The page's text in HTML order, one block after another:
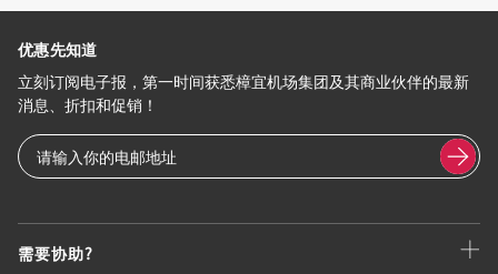
需要协助?
优惠先知道
立刻订阅电子报，第一时间获悉樟宜机场集团及其商业伙伴的最新
消息、折扣和促销！